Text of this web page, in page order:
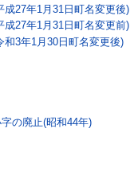
成27年1月31日町名変更後)
成27年1月31日町名変更前)
和3年1月30日町名変更後)
の廃止(昭和44年)